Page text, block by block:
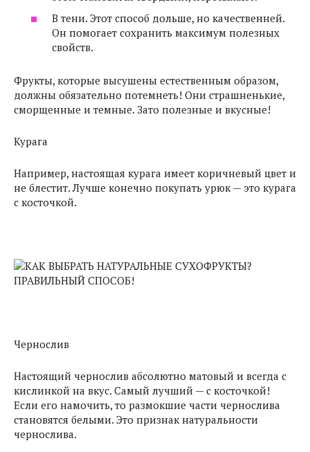
В тени. Этот способ дольше, но качественней.
Он помогает сохранить максимум полезных
свойств.
Фрукты, которые высушены естественным образом,
должны обязательно потемнеть! Они страшненькие,
сморщенные и темные. Зато полезные и вкусные!
Курага
Например, настоящая курага имеет коричневый цвет и
не блестит. Лучше конечно покупать урюк — это курага
с косточкой.
Чернослив
Настоящий чернослив абсолютно матовый и всегда с
кислинкой на вкус. Самый лучший — с косточкой!
Если его намочить, то размокшие части чернослива
становятся белыми. Это признак натуральности
чернослива.